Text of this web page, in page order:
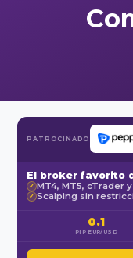
PATROCINADO
El broker favorito
✓ MT4, MT5, cTrader
✓ Scalping sin
0.1
PIP EUR/USD